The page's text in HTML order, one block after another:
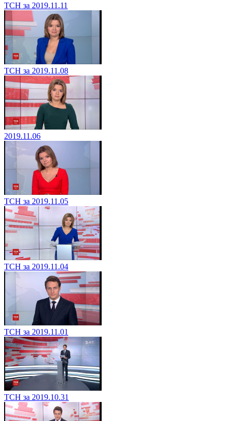
ТСН за 2019.11.11
ТСН за 2019.11.08
2019.11.06
ТСН за 2019.11.05
ТСН за 2019.11.04
ТСН за 2019.11.01
ТСН за 2019.10.31